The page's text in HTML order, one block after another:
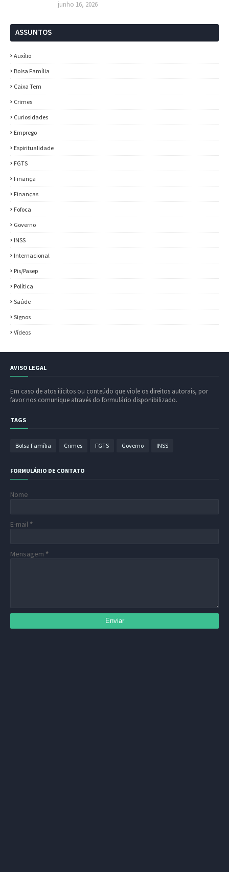
junho 16, 2026
ASSUNTOS
Auxílio
Bolsa Família
Caixa Tem
Crimes
Curiosidades
Emprego
Espiritualidade
FGTS
Finança
Finanças
Fofoca
Governo
INSS
Internacional
Pis/Pasep
Política
Saúde
Signos
Vídeos
AVISO LEGAL
Em caso de atos ilícitos ou conteúdo que viole os direitos autorais, por
favor nos comunique através do formulário disponibilizado.
TAGS
Bolsa Família Crimes FGTS Governo INSS
FORMULÁRIO DE CONTATO
Nome
E-mail *
Mensagem *